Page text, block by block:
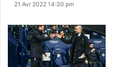
21 Avr 2022 14:30 pm